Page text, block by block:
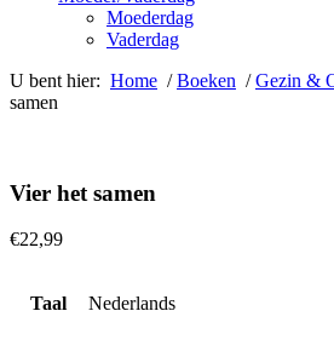
Moederdag
Vaderdag
U bent hier: Home /Boeken /Gezin &
samen
Vier het samen
€22,99
Taal Nederlands